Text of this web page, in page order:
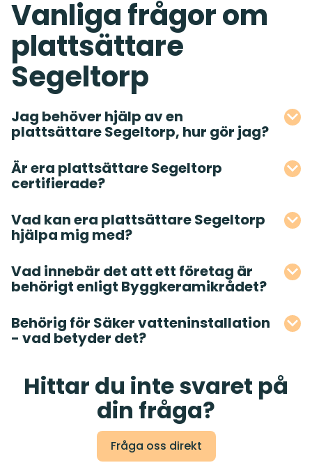
Vanliga frågor om
plattsättare
Segeltorp
Jag behöver hjälp av en
plattsättare Segeltorp, hur gör jag?
Är era plattsättare Segeltorp
certifierade?
Vad kan era plattsättare Segeltorp
hjälpa mig med?
Vad innebär det att ett företag är
behörigt enligt Byggkeramikrådet?
Behörig för Säker vatteninstallation
- vad betyder det?
Hittar du inte svaret på
din fråga?
Fråga oss direkt